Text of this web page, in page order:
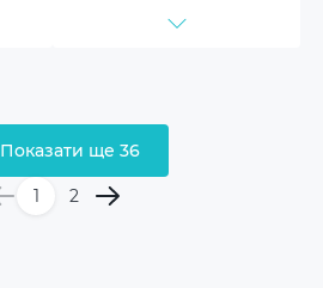
Показати ще 36
1 2